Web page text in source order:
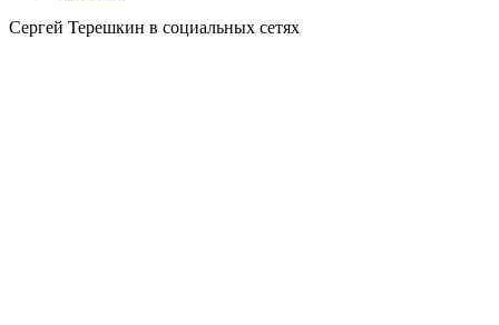
Сергей Терешкин в социальных сетях